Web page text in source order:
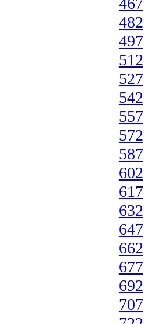
482
497
512
527
542
557
572
587
602
617
632
647
662
677
692
707